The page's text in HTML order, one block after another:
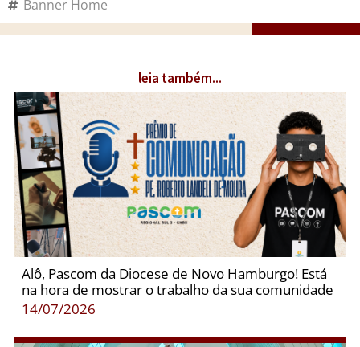
Banner Home
leia também...
Alô, Pascom da Diocese de Novo Hamburgo! Está
na hora de mostrar o trabalho da sua comunidade
14/07/2026